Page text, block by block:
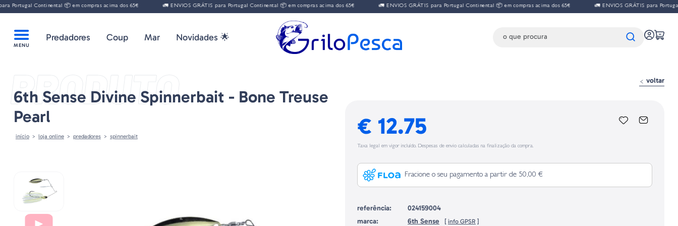
Continental 📦 em compras acima dos 65€ 🚛 ENVIOS GRÁTIS para Portugal Continental 📦 em compras acima dos 65€ 🚛 ENVIOS GRÁTIS para Portugal Continental 📦 em compras acima dos 65€ 🚛 ENVIOS GRÁTIS para Portugal
Predadores Coup Mar Novidades 🌟
PRODUTO
6th Sense Divine Spinnerbait - Bone Treuse
Pearl
início loja online predadores spinnerbait
voltar
€ 12.75
Taxa legal em vigor incluído. Despesas de envio calculadas na finalização da compra.
Fracione o seu pagamento a partir de 50,00 €
referência:
024159004
marca:
6th Sense [ info GPSR ]